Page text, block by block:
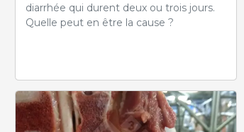
diarrhée qui durent deux ou trois jours.
Quelle peut en être la cause ?